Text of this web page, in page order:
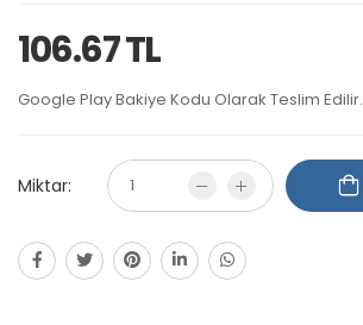
106.67 TL
Google Play Bakiye Kodu Olarak Teslim Edilir.
Miktar: